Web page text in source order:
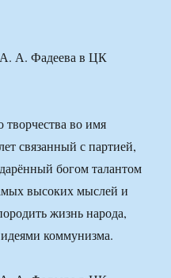
А. А. Фадеева в ЦК
во имя
связанный с партией,
богом талантом
высоких мыслей и
жизнь народа,
коммунизма.